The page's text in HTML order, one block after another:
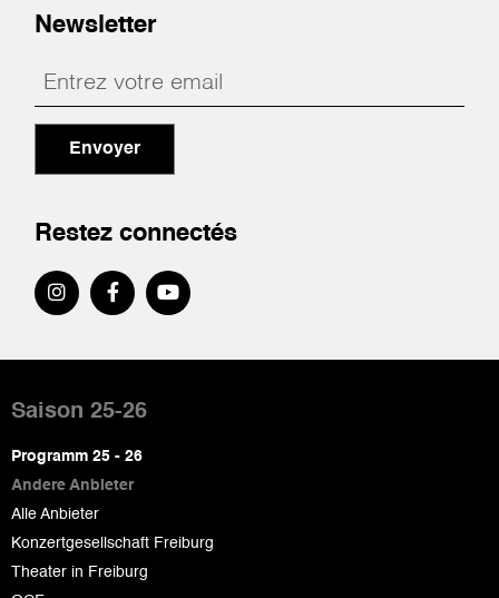
Newsletter
Envoyer
Restez connectés
de
page
Saison 25-26
Programm 25 - 26
Andere Anbieter
Alle Anbieter
Konzertgesellschaft Freiburg
Theater in Freiburg